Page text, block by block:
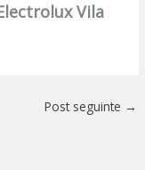
Vila
Post seguinte →